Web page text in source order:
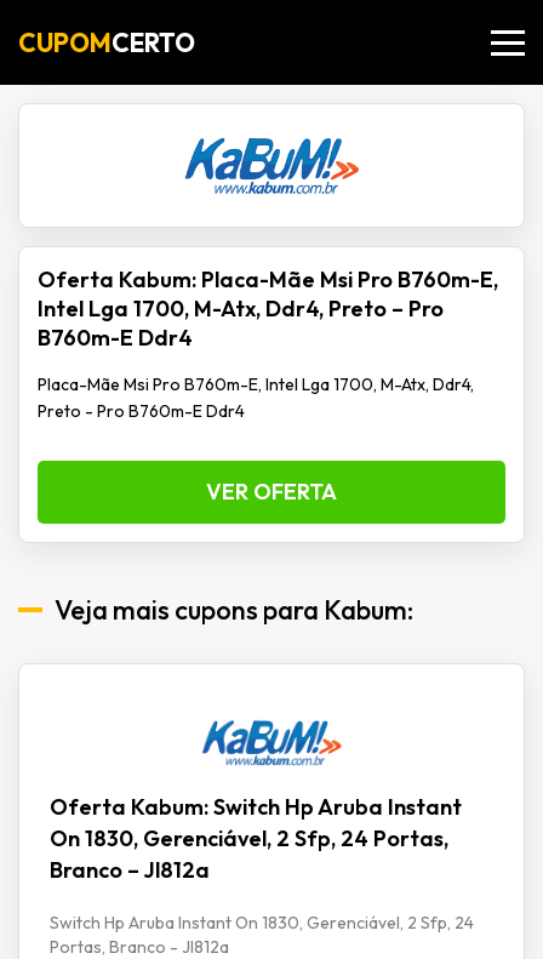
CUPOMCERTO
Oferta Kabum: Placa-Mãe Msi Pro B760m-E,
Intel Lga 1700, M-Atx, Ddr4, Preto – Pro
B760m-E Ddr4
Placa-Mãe Msi Pro B760m-E, Intel Lga 1700, M-Atx, Ddr4,
Preto - Pro B760m-E Ddr4
VER OFERTA
Veja mais cupons para Kabum:
Oferta Kabum: Switch Hp Aruba Instant
On 1830, Gerenciável, 2 Sfp, 24 Portas,
Branco – Jl812a
Switch Hp Aruba Instant On 1830, Gerenciável, 2 Sfp, 24
Portas, Branco - Jl812a